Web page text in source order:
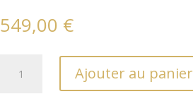
549,00 €
Ajouter au panier